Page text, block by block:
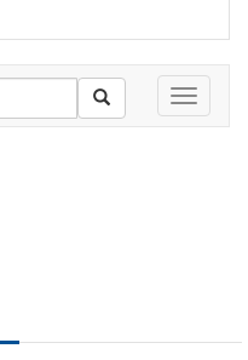
Toggle